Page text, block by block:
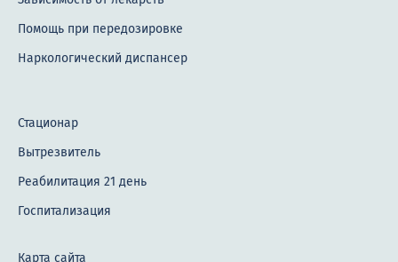
Карта сайта
Помощь при передозировке
Наркологический диспансер
Стационар
Вытрезвитель
Реабилитация 21 день
Госпитализация